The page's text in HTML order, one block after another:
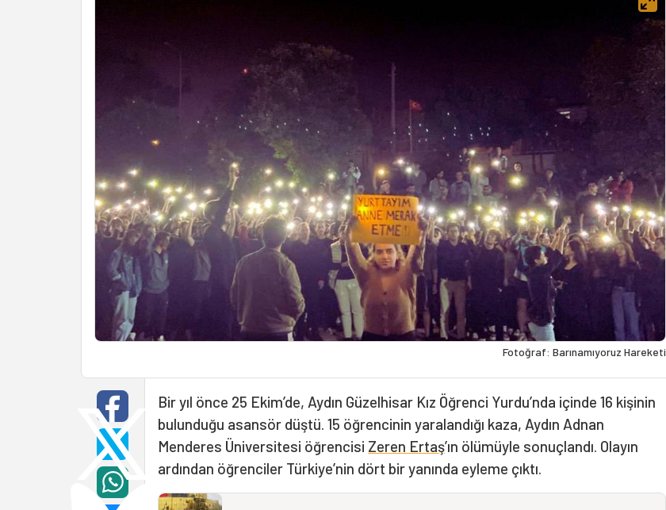
Fotoğraf: Barınamıyoruz Hareketi
Bir yıl önce 25 Ekim’de, Aydın Güzelhisar Kız Öğrenci Yurdu’nda içinde 16 kişinin
bulunduğu asansör düştü. 15 öğrencinin yaralandığı kaza, Aydın Adnan
Menderes Üniversitesi öğrencisi Zeren Ertaş’ın ölümüyle sonuçlandı. Olayın
ardından öğrenciler Türkiye’nin dört bir yanında eyleme çıktı.